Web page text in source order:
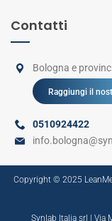
Contatti
Bologna e
Raggiungi il
0510924422
Copyright © 2025
Synlab Italia srl | Via